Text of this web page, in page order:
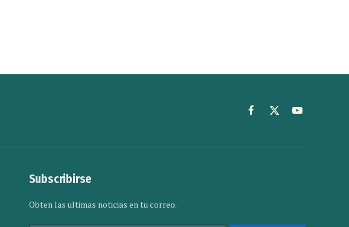
Facebook
X
YouTube
Subscribirse
Obten las ultimas noticias en tu correo.